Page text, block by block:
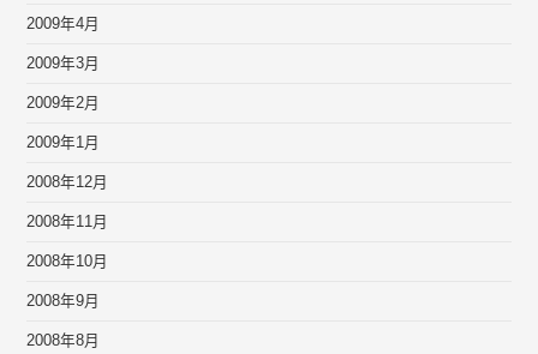
2009年4月
2009年3月
2009年2月
2009年1月
2008年12月
2008年11月
2008年10月
2008年9月
2008年8月